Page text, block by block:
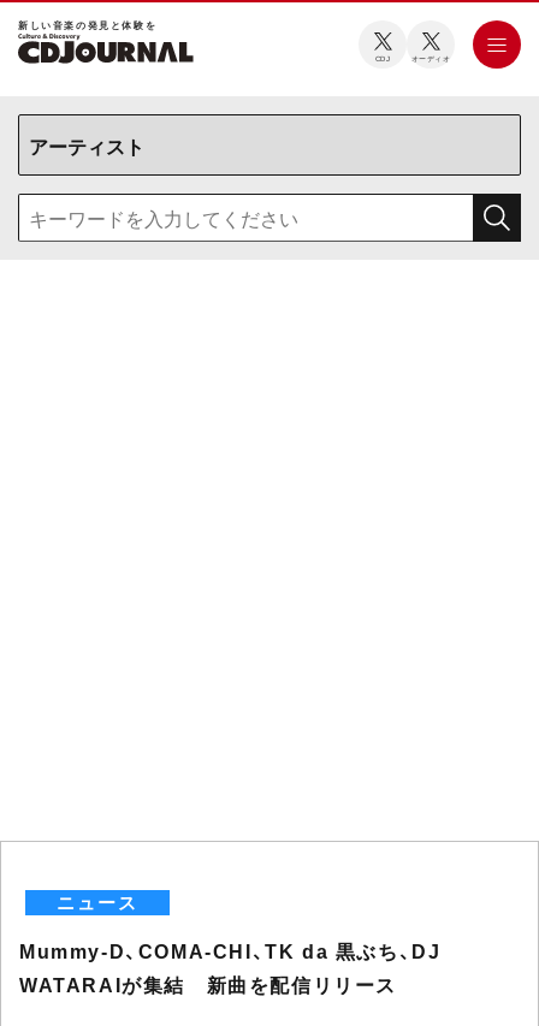
新しい⾳楽の発⾒と体験を
CDJ オーディオ
ニュース
Mummy-D、COMA-CHI、TK da 黒ぶち、DJ
WATARAIが集結 新曲を配信リリース